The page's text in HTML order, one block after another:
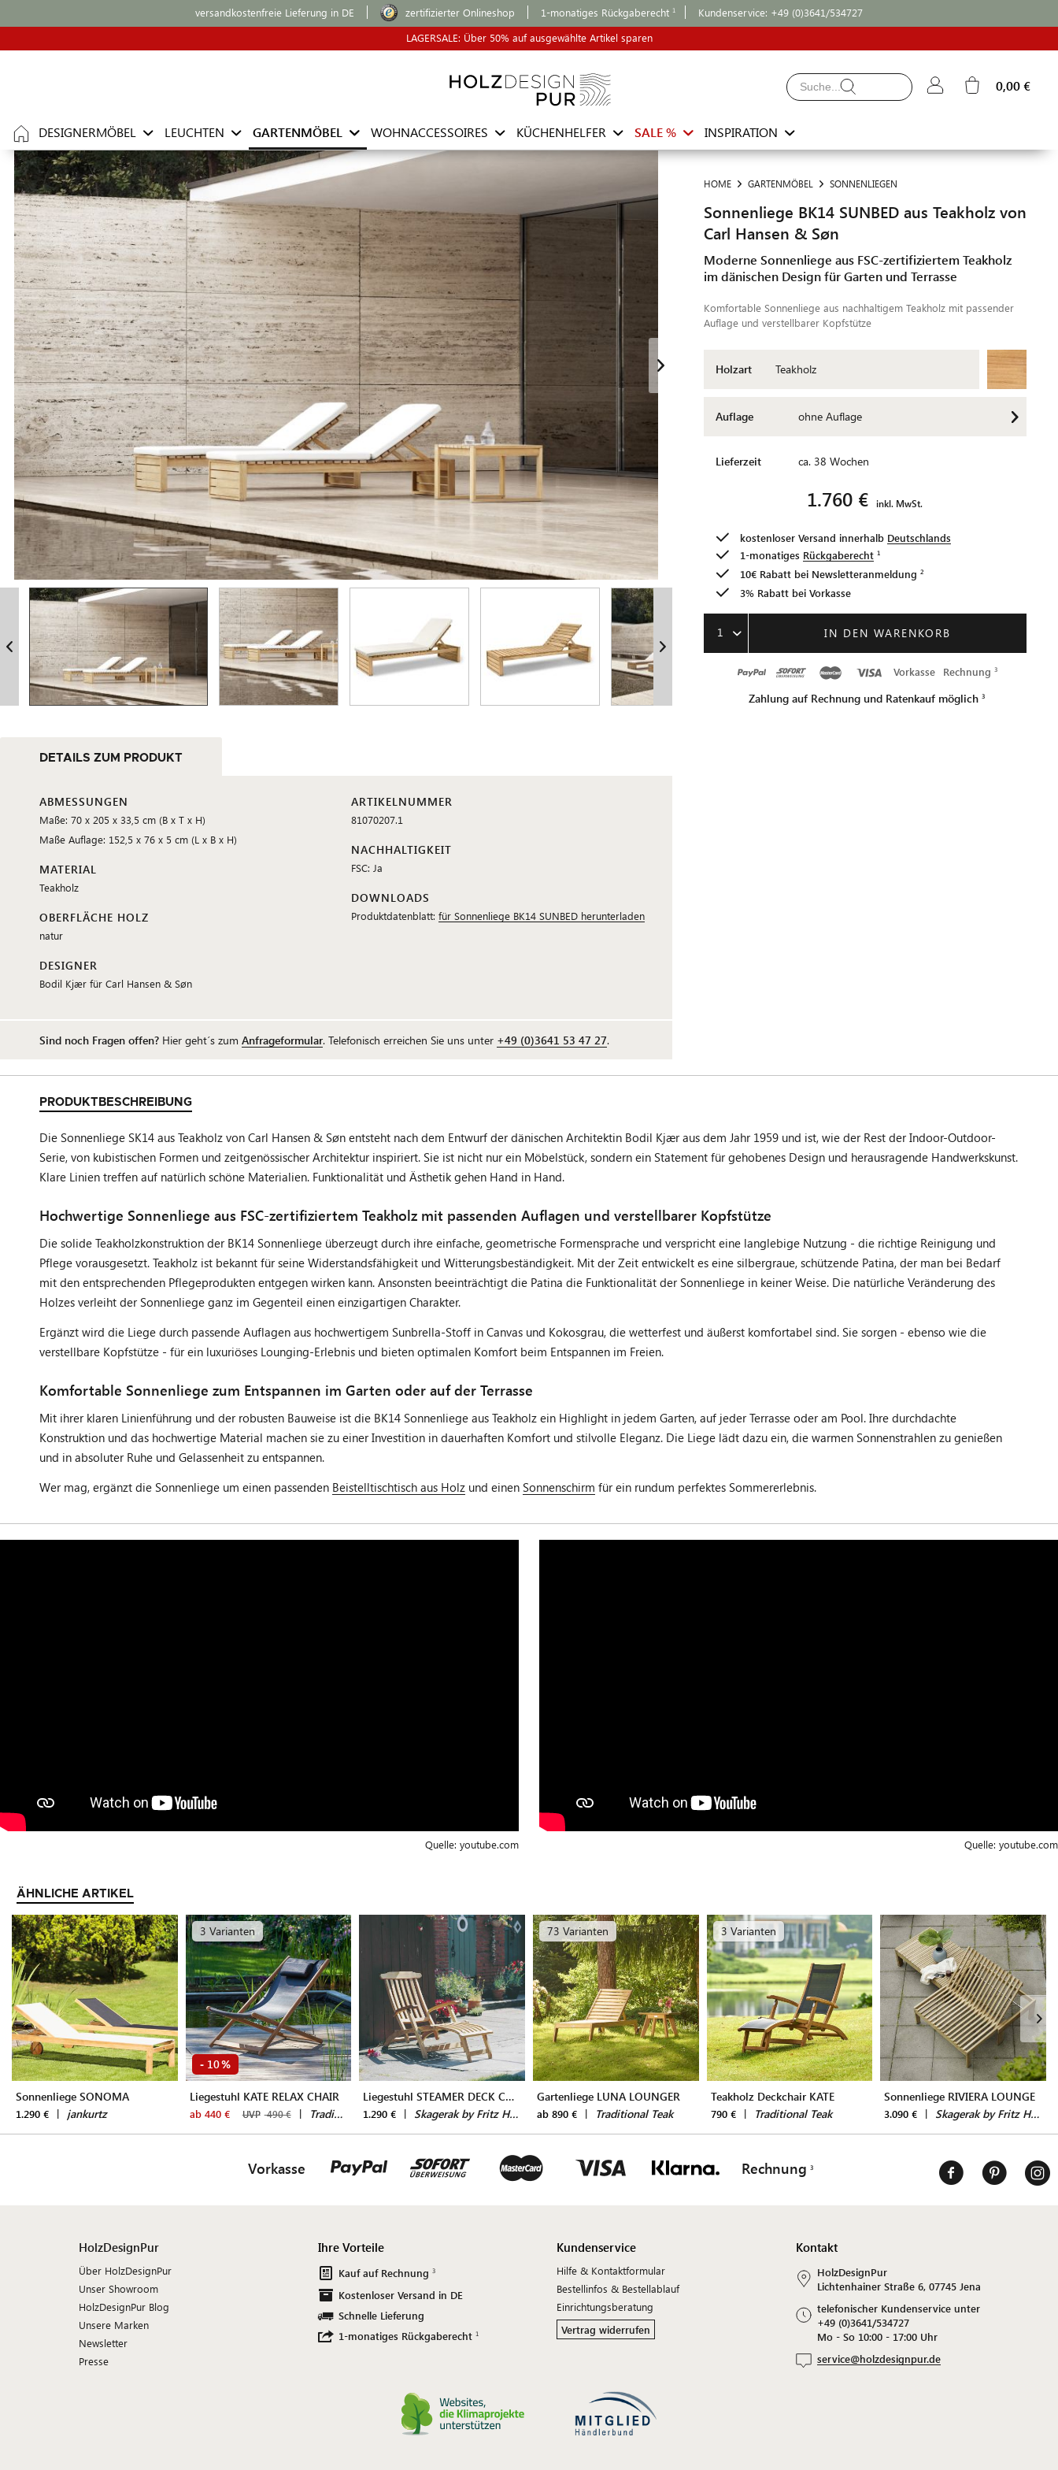
versandkostenfreie Lieferung in DE zertifizierter Onlineshop 1-monatiges Rückgaberecht Kundenservice: +49 (0)3641/534727
LAGERSALE: Über 50% auf ausgewählte Artikel sparen
0,00 €
DESIGNERMÖBEL LEUCHTEN GARTENMÖBEL WOHNACCESSOIRES KÜCHENHELFER SALE % INSPIRATION
HOME GARTENMÖBEL SONNENLIEGEN
Sonnenliege BK14 SUNBED aus Teakholz von
Carl Hansen & Søn
Moderne Sonnenliege aus FSC-zertifiziertem Teakholz
im dänischen Design für Garten und Terrasse
Komfortable Sonnenliege aus nachhaltigem Teakholz mit passender
Auflage und verstellbarer Kopfstütze
Holzart Teakholz
Auflage ohne Auflage
Lieferzeit ca. 38 Wochen
1.760 € inkl. MwSt.
kostenloser Versand innerhalb Deutschlands
1-monatiges Rückgaberecht
10€ Rabatt bei Newsletteranmeldung
3% Rabatt bei Vorkasse
1 IN DEN WARENKORB
Vorkasse Rechnung
Zahlung auf Rechnung und Ratenkauf möglich
DETAILS ZUM PRODUKT
ABMESSUNGEN
Maße: 70 x 205 x 33,5 cm (B x T x H)
Maße Auflage: 152,5 x 76 x 5 cm (L x B x H)
MATERIAL
Teakholz
OBERFLÄCHE HOLZ
natur
DESIGNER
Bodil Kjær für Carl Hansen & Søn
ARTIKELNUMMER
81070207.1
NACHHALTIGKEIT
FSC: Ja
DOWNLOADS
Produktdatenblatt: für Sonnenliege BK14 SUNBED herunterladen
Sind noch Fragen offen? Hier geht´s zum Anfrageformular. Telefonisch erreichen Sie uns unter +49 (0)3641 53 47 27.
PRODUKTBESCHREIBUNG
Die Sonnenliege SK14 aus Teakholz von Carl Hansen & Søn entsteht nach dem Entwurf der dänischen Architektin Bodil Kjær aus dem Jahr 1959 und ist, wie der Rest der Indoor-Outdoor-
Serie, von kubistischen Formen und zeitgenössischer Architektur inspiriert. Sie ist nicht nur ein Möbelstück, sondern ein Statement für gehobenes Design und herausragende Handwerkskunst.
Klare Linien treffen auf natürlich schöne Materialien. Funktionalität und Ästhetik gehen Hand in Hand.
Hochwertige Sonnenliege aus FSC-zertifiziertem Teakholz mit passenden Auflagen und verstellbarer Kopfstütze
Die solide Teakholzkonstruktion der BK14 Sonnenliege überzeugt durch ihre einfache, geometrische Formensprache und verspricht eine langlebige Nutzung - die richtige Reinigung und
Pflege vorausgesetzt. Teakholz ist bekannt für seine Widerstandsfähigkeit und Witterungsbeständigkeit. Mit der Zeit entwickelt es eine silbergraue, schützende Patina, der man bei Bedarf
mit den entsprechenden Pflegeprodukten entgegen wirken kann. Ansonsten beeinträchtigt die Patina die Funktionalität der Sonnenliege in keiner Weise. Die natürliche Veränderung des
Holzes verleiht der Sonnenliege ganz im Gegenteil einen einzigartigen Charakter.
Ergänzt wird die Liege durch passende Auflagen aus hochwertigem Sunbrella-Stoff in Canvas und Kokosgrau, die wetterfest und äußerst komfortabel sind. Sie sorgen - ebenso wie die
verstellbare Kopfstütze - für ein luxuriöses Lounging-Erlebnis und bieten optimalen Komfort beim Entspannen im Freien.
Komfortable Sonnenliege zum Entspannen im Garten oder auf der Terrasse
Mit ihrer klaren Linienführung und der robusten Bauweise ist die BK14 Sonnenliege aus Teakholz ein Highlight in jedem Garten, auf jeder Terrasse oder am Pool. Ihre durchdachte
Konstruktion und das hochwertige Material machen sie zu einer Investition in dauerhaften Komfort und stilvolle Eleganz. Die Liege lädt dazu ein, die warmen Sonnenstrahlen zu genießen
und in absoluter Ruhe und Gelassenheit zu entspannen.
Wer mag, ergänzt die Sonnenliege um einen passenden Beistelltischtisch aus Holz und einen Sonnenschirm für ein rundum perfektes Sommererlebnis.
Quelle: youtube.com Quelle: youtube.com
ÄHNLICHE ARTIKEL
Sonnenliege SONOMA
1.290 € | jankurtz
3 Varianten
- 10%
Liegestuhl KATE RELAX CHAIR
ab 440 € UVP 490 € | Traditional Teak
Liegestuhl STEAMER DECK CHAIR
1.290 € | Skagerak by Fritz Hansen
73 Varianten
Gartenliege LUNA LOUNGER
ab 890 € | Traditional Teak
3 Varianten
Teakholz Deckchair KATE
790 € | Traditional Teak
Sonnenliege RIVIERA LOUNGE
3.090 € | Skagerak by Fritz Hansen
Vorkasse Rechnung
HolzDesignPur
Über HolzDesignPur
Unser Showroom
HolzDesignPur Blog
Unsere Marken
Newsletter
Presse
Ihre Vorteile
Kauf auf Rechnung
Kostenloser Versand in DE
Schnelle Lieferung
1-monatiges Rückgaberecht
Kundenservice
Hilfe & Kontaktformular
Bestellinfos & Bestellablauf
Einrichtungsberatung
Vertrag widerrufen
Kontakt
HolzDesignPur
Lichtenhainer Straße 6, 07745 Jena
telefonischer Kundenservice unter
+49 (0)3641/534727
Mo - So 10:00 - 17:00 Uhr
service@holzdesignpur.de